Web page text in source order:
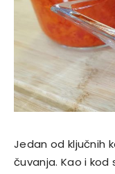
Jedan od ključnih
čuvanja. Kao i